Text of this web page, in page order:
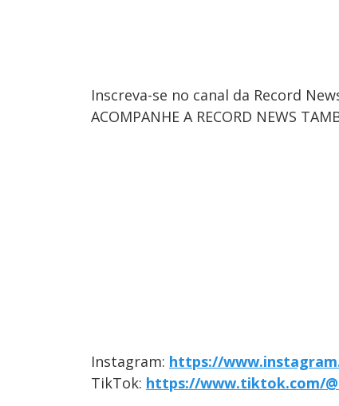
Inscreva-se no canal da Record
ACOMPANHE A RECORD NEWS
Instagram: https://
TikTok: https://www.tiktok.com/